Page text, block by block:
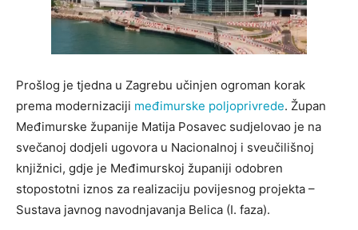
Prošlog je tjedna u Zagrebu učinjen ogroman korak
prema modernizaciji međimurske poljoprivrede. Župan
Međimurske županije Matija Posavec sudjelovao je na
svečanoj dodjeli ugovora u Nacionalnoj i sveučilišnoj
knjižnici, gdje je Međimurskoj županiji odobren
stopostotni iznos za realizaciju povijesnog projekta –
Sustava javnog navodnjavanja Belica (I. faza).